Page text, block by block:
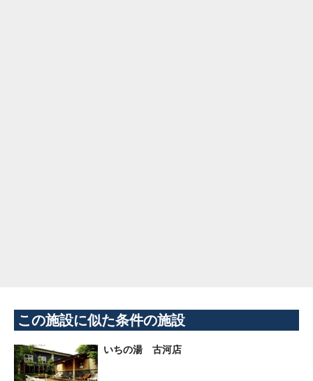
この施設に似た条件の施設
いちの湯 古河店